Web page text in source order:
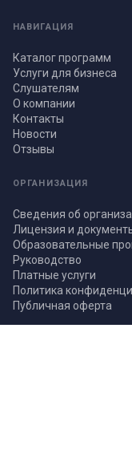
НАВИГАЦИЯ
Каталог программ
Услуги для бизнеса
Слушателям
О компании
Контакты
Новости
Отзывы
ОРГАНИЗАЦИЯ
Сведения об
Лицензия и
Образовательные
Руководство
Платные услуги
Политика
Публичная оферта